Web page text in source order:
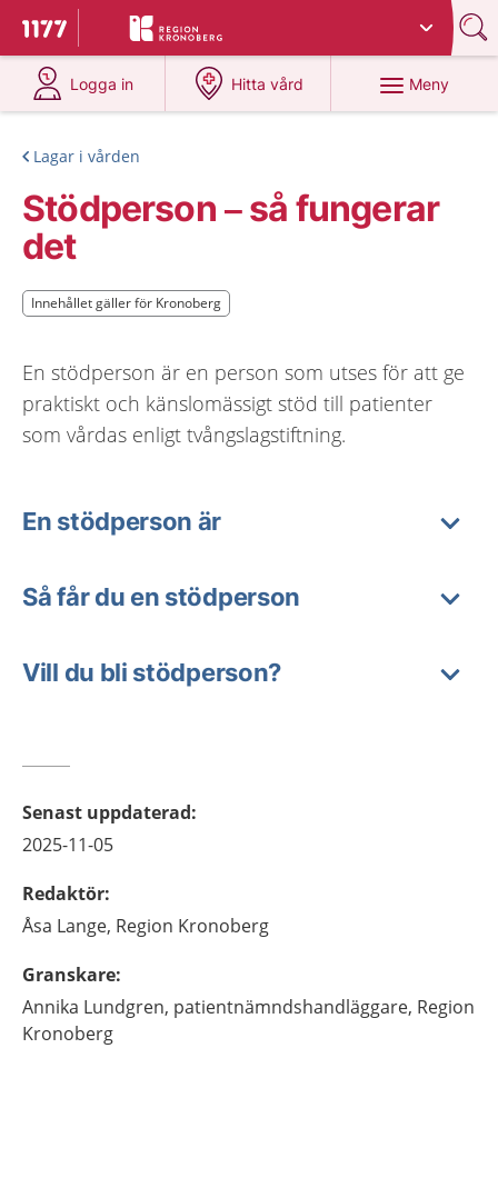
Till startsidan för 1177
Du har valt region
Logga in
på 1177.se
Hitta vård
på 1177.se
Meny
Lagar i vården
Stödperson – så fungerar
det
Innehållet gäller för Kronoberg
Innehållet gäller för Kronoberg
En stödperson är en person som utses för att ge
praktiskt och känslomässigt stöd till patienter
som vårdas enligt tvångslagstiftning.
En stödperson är
Så får du en stödperson
Vill du bli stödperson?
Senast uppdaterad:
2025-11-05
Redaktör:
Åsa Lange, Region Kronoberg
Granskare:
Annika Lundgren, patientnämndshandläggare, Region
Kronoberg